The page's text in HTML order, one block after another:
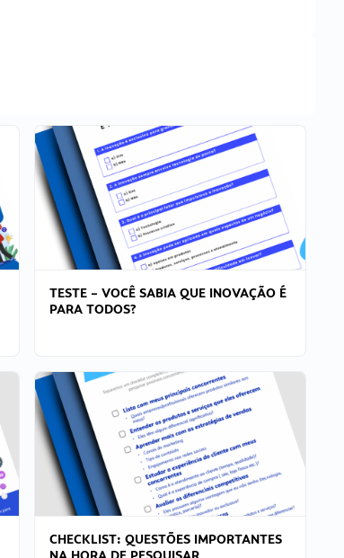
TESTE – VOCÊ SABIA QUE INOVAÇÃO É
PARA TODOS?
CHECKLIST: QUESTÕES IMPORTANTES